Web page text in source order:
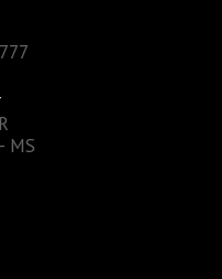
MS